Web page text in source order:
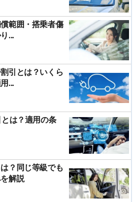
範囲・搭乗者傷
...
引とは？いくら
...
は？適用の条
？同じ等級でも
解説